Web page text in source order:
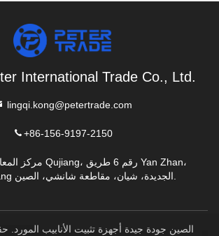
International Trade Co., Ltd.
lingqi.kong@petertrade.com
+86-156-9197-2150
الصين جودة جيدة أجهزة تثبيت الأنابيب المورد.